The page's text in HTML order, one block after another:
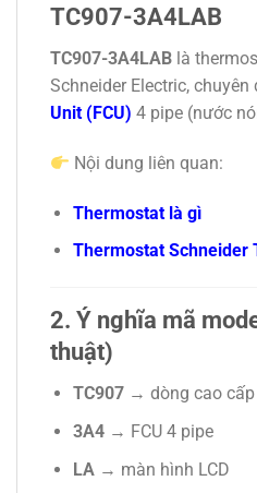
TC907-3A4LAB
TC907-3A4LAB là
Schneider Electric, chuyên
Unit (FCU) 4 pipe (nước
Nội dung liên quan:
Thermostat là gì
Thermostat Schneider
2. Ý nghĩa mã
thuật)
TC907→ dòng cao cấp
3A4→ FCU 4 pipe
LA→ màn hình LCD